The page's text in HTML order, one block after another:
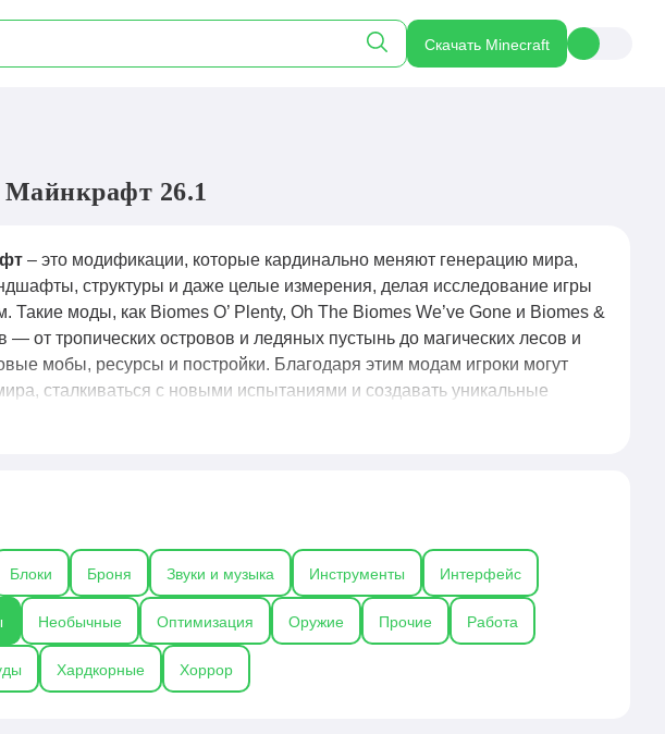
Скачать Minecraft
26.1
– это модификации, которые кардинально меняют генерацию мира,
структуры и даже целые измерения, делая исследование игры
моды, как Biomes O’ Plenty, Oh The Biomes We’ve Gone и Biomes &
от тропических островов и ледяных пустынь до магических лесов и
мобы, ресурсы и постройки. Благодаря этим модам игроки могут
сталкиваться с новыми испытаниями и создавать уникальные
Блоки Броня Звуки и музыка Инструменты Интерфейс
Необычные Оптимизация Оружие Прочие Работа
Хардкорные Хоррор